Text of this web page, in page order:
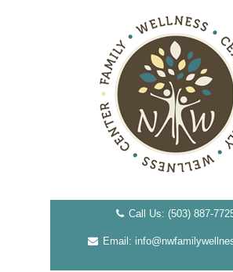
Call Us: (503) 887-
Email: